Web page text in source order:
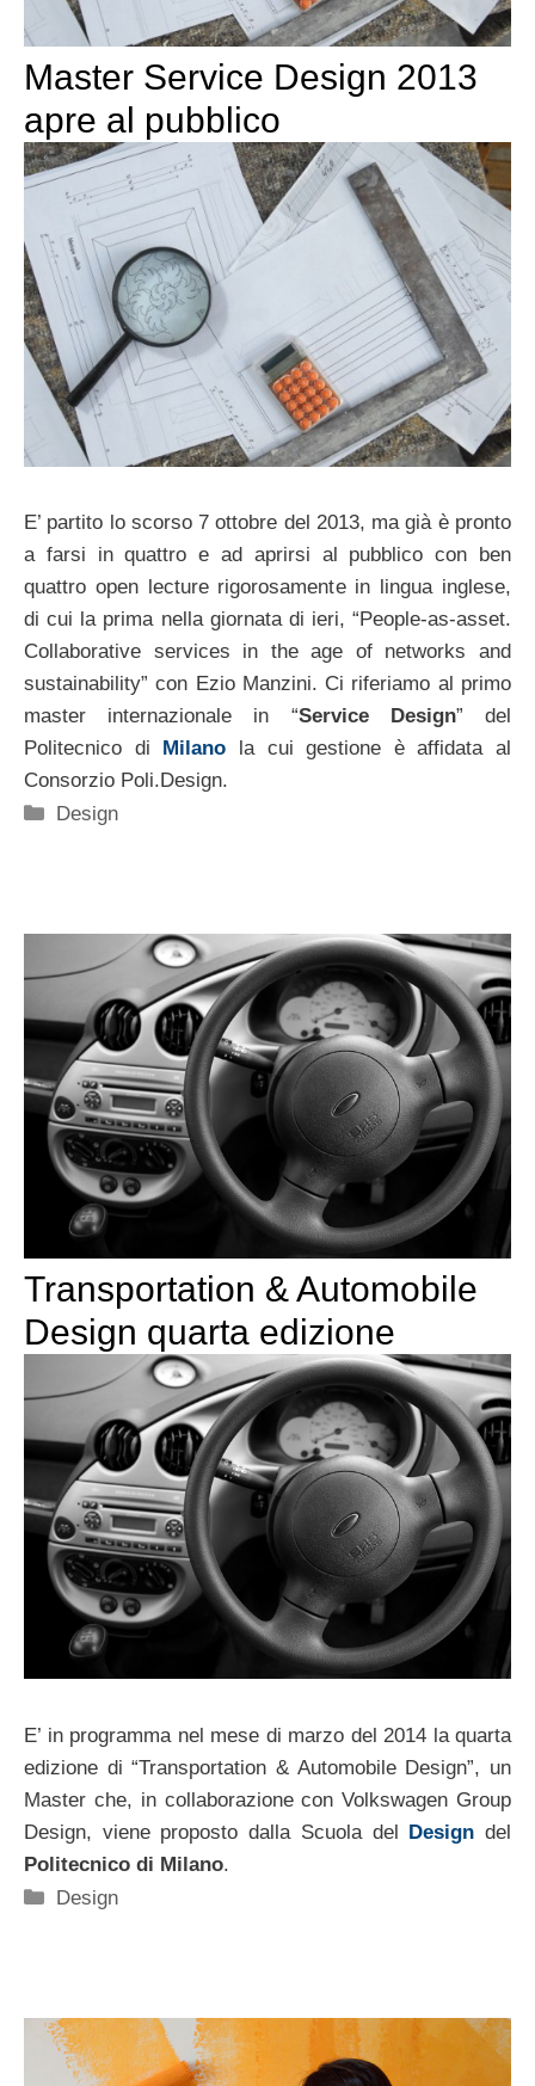
Master Service Design 2013
apre al pubblico
E’ partito lo scorso 7 ottobre del 2013, ma già è pronto
a farsi in quattro e ad aprirsi al pubblico con ben
quattro open lecture rigorosamente in lingua inglese,
di cui la prima nella giornata di ieri, “People-as-asset.
Collaborative services in the age of networks and
sustainability” con Ezio Manzini. Ci riferiamo al primo
master internazionale in “Service Design” del
Politecnico di
Milano la cui gestione è affidata al
Consorzio Poli.Design.
Categorie
Design
Transportation & Automobile
Design quarta edizione
E’ in programma nel mese di marzo del 2014 la quarta
edizione di “Transportation & Automobile Design”, un
Master che, in collaborazione con Volkswagen Group
Design, viene proposto dalla Scuola del Design del
Politecnico di Milano.
Categorie
Design